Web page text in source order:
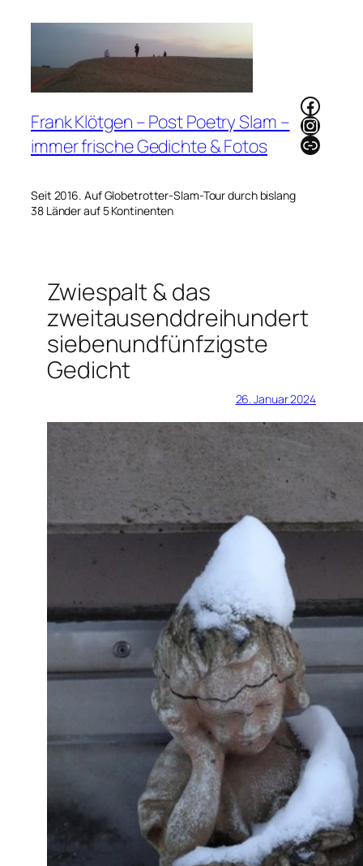
Frank Klötgen – Post Poetry Slam –
immer frische Gedichte & Fotos
Seit 2016. Auf Globetrotter-Slam-Tour durch bislang
38 Länder auf 5 Kontinenten
Link
Zwiespalt & das
zweitausenddreihundert
siebenundfünfzigste
Gedicht
26. Januar 2024